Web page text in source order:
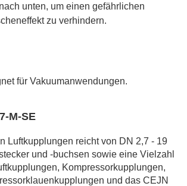
unten, um einen gefährlichen
zu verhindern.
für Vakuumanwendungen.
M-SE
Luftkupplungen reicht von DN 2,7 - 19
und -buchsen sowie eine Vielzahl
Kompressorkupplungen,
und das CEJN